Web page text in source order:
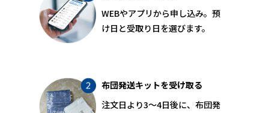
WEBやアプリから申し込み。預
け日と受取り日を選びます。
布団発送キットを受け取る
注文日より3〜4日後に、布団発